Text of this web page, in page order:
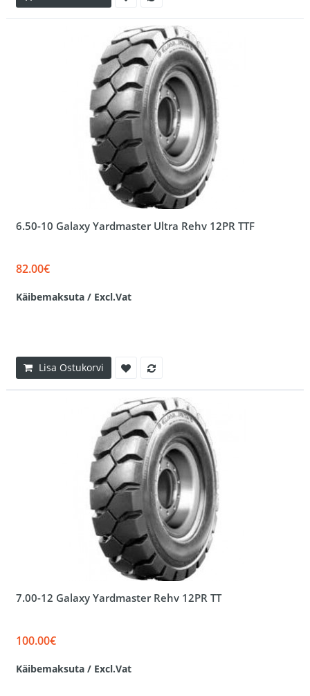
6.50-10 Galaxy Yardmaster Ultra Rehv 12PR TTF
82.00€
Käibemaksuta / Excl.Vat
Lisa Ostukorvi
7.00-12 Galaxy Yardmaster Rehv 12PR TT
100.00€
Käibemaksuta / Excl.Vat